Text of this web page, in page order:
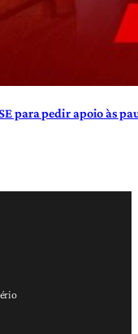
para pedir apoio às